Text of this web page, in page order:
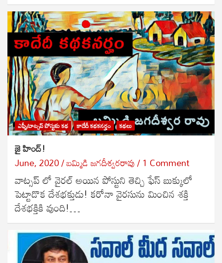
ఎఫ్బీ/వాట్సప్ పోస్టుకు కథ కాదేదీ కథకనర్హం కథలు
జై హింద్!
June, 2020 బ‌మ్మిడి జ‌గ‌దీశ్వ‌ర‌రావు 1 Comment
వాట్సప్ లో వైరల్ అయిన పోస్టుని తెచ్చి ఫేస్ బుక్కులో
పెట్టాడొక దేశభక్తుడు! కరోనా వైరసును మించిన శక్తి
దేశభక్తికి వుంది!…